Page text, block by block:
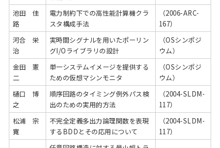
池田 佳
路
電力制約下での高性能計算機クラ
スタ構成手法
（2006-ARC-
167）
河合 栄
治
実時間シグナルを用いたポーリン
グI/Oライブラリの設計
（OSシンポジ
ウム）
金田 憲
二
単一システムイメージを提供する
ための仮想マシンモニタ
（OSシンポジ
ウム）
樋口 博
之
順序回路のタイミング例外パス検
出のための実用的方法
（2004-SLDM-
117）
松浦 宗
寛
不完全定義多出力論理関数を表現
するBDDとその応用について
（2004-SLDM-
117）